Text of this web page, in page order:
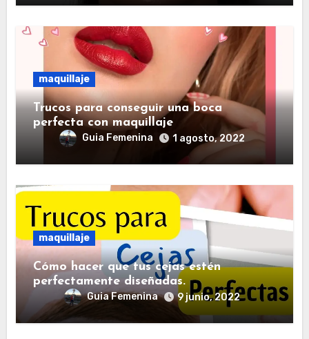
maquillaje
Trucos para conseguir una boca
perfecta con maquillaje
Guia Femenina 1 agosto, 2022
maquillaje
Cómo hacer que tus cejas estén
perfectamente diseñadas.
Guia Femenina 9 junio, 2022